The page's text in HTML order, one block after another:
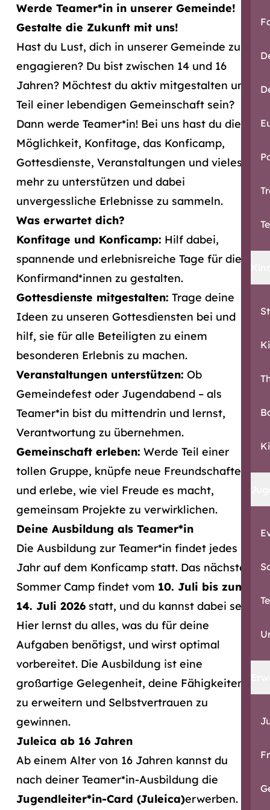
Werde Teamer*in in unserer Gemeinde!
Gestalte die Zukunft mit uns!
Hast du Lust, dich in unserer Gemeinde zu
engagieren? Du bist zwischen 14 und 16
Jahren? Möchtest du aktiv mitgestalten und
Teil einer lebendigen Gemeinschaft sein?
Dann werde Teamer*in! Bei uns hast du die
Möglichkeit, Konfitage, das Konficamp,
Gottesdienste, Veranstaltungen und vieles
mehr zu unterstützen und dabei
unvergessliche Erlebnisse zu sammeln.
Was erwartet dich?
Konfitage und Konficamp: Hilf dabei,
spannende und erlebnisreiche Tage für die
Konfirmand*innen zu gestalten.
Gottesdienste mitgestalten: Trage deine
Ideen zu unseren Gottesdiensten bei und
hilf, sie für alle Beteiligten zu einem
besonderen Erlebnis zu machen.
Veranstaltungen unterstützen: Ob
Gemeindefest oder Jugendabend – als
Teamer*in bist du mittendrin und lernst,
Verantwortung zu übernehmen.
Gemeinschaft erleben: Werde Teil einer
tollen Gruppe, knüpfe neue Freundschaften
und erlebe, wie viel Freude es macht,
gemeinsam Projekte zu verwirklichen.
Deine Ausbildung als Teamer*in
Die Ausbildung zur Teamer*in findet jedes
Jahr auf dem Konficamp statt. Das nächste
Sommer Camp findet vom 10. Juli bis zum
14. Juli 2026statt, und du kannst dabei sein!
Hier lernst du alles, was du für deine
Aufgaben benötigst, und wirst optimal
vorbereitet. Die Ausbildung ist eine
großartige Gelegenheit, deine Fähigkeiten
zu erweitern und Selbstvertrauen zu
gewinnen.
Juleica ab 16 Jahren
Ab einem Alter von 16 Jahren kannst du
nach deiner Teamer*in-Ausbildung die
Jugendleiter*in-Card (Juleica)erwerben.